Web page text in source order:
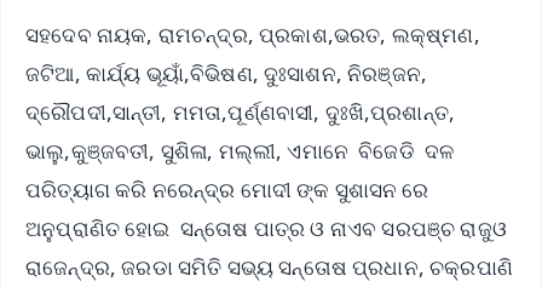
ସହଦେବ ନାୟକ, ରାମଚନ୍ଦ୍ର, ପ୍ରକାଶ,ଭରତ, ଲକ୍ଷ୍ମଣ,
ଜଟିଆ, କାର୍ଯ୍ୟ ଭୂୟାଁ,ବିଭିଷଣ, ଦୁଃସାଶନ, ନିରଞ୍ଜନ,
ଦ୍ରୌପଦୀ,ସାନ୍ତୀ, ମମତା,ପୂର୍ଣ୍ଣବାସୀ, ଦୁଃଖି,ପ୍ରଶାନ୍ତ,
ଭାଲୁ,କୁଞ୍ଜବତୀ, ସୁଶିଳା, ମଲ୍ଲୀ, ଏମାନେ ବିଜେଡି ଦଳ
ପରିତ୍ୟାଗ କରି ନରେନ୍ଦ୍ର ମୋଦୀ ଙ୍କ ସୁଶାସନ ରେ
ଅନୁପ୍ରାଣିତ ହୋଇ ସନ୍ତୋଷ ପାତ୍ର ଓ ନାଏବ ସରପଞ୍ଚ ରାଜୁଓ
ରାଜେନ୍ଦ୍ର, ଜରଡା ସମିତି ସଭ୍ୟ ସନ୍ତୋଷ ପ୍ରଧାନ, ଚକ୍ରପାଣି